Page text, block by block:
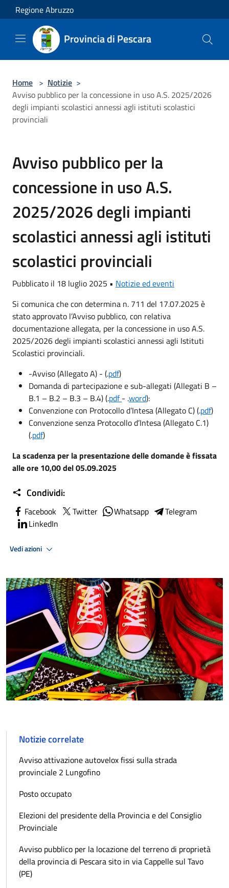
Salta al contenuto principale
Regione Abruzzo
Provincia di Pescara
Home > Notizie >
Avviso pubblico per la concessione in uso A.S. 2025/2026
degli impianti scolastici annessi agli istituti scolastici
provinciali
Avviso pubblico per la
concessione in uso A.S.
2025/2026 degli impianti
scolastici annessi agli istituti
scolastici provinciali
Pubblicato il 18 luglio 2025 • Notizie ed eventi
Si comunica che con determina n. 711 del 17.07.2025 è
stato approvato l’Avviso pubblico, con relativa
documentazione allegata, per la concessione in uso A.S.
2025/2026 degli impianti scolastici annessi agli Istituti
Scolastici provinciali.
-Avviso (Allegato A) - (.pdf)
Domanda di partecipazione e sub-allegati (Allegati B –
B.1 – B.2 – B.3 – B.4) (.pdf- .word):
Convenzione con Protocollo d’Intesa (Allegato C) (.pdf)
Convenzione senza Protocollo d’Intesa (Allegato C.1)
(.pdf)
La scadenza per la presentazione delle domande è fissata
alle ore 10,00 del 05.09.2025
Condividi:
Facebook Twitter Whatsapp
Telegram
LinkedIn
Vedi azioni
Notizie correlate
Avviso attivazione autovelox fissi sulla strada
provinciale 2 Lungofino
Posto occupato
Elezioni del presidente della Provincia e del Consiglio
Provinciale
Avviso pubblico per la locazione del terreno di proprietà
della provincia di Pescara sito in via Cappelle sul Tavo
(PE)